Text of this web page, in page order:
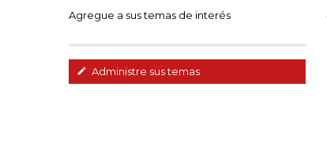
Agregue a sus temas de interés
Administre sus temas